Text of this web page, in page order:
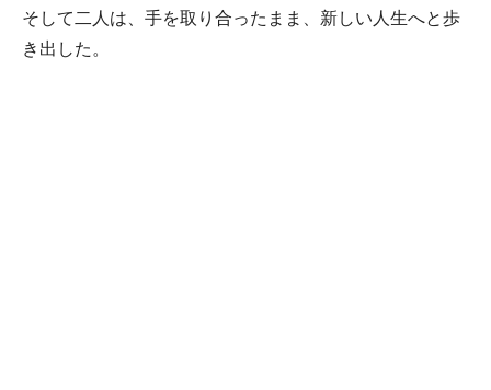
そして二人は、手を取り合ったまま、新しい人生へと歩
き出した。